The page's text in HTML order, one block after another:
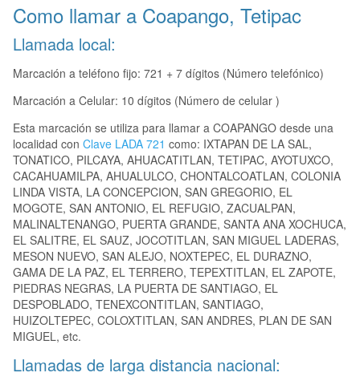
Como llamar a Coapango, Tetipac
Llamada local:
Marcación a teléfono fijo: 721 + 7 dígitos (Número telefónico)
Marcación a Celular: 10 dígitos (Número de celular )
Esta marcación se utiliza para llamar a COAPANGO desde una
localidad con Clave LADA 721 como: IXTAPAN DE LA SAL,
TONATICO, PILCAYA, AHUACATITLAN, TETIPAC, AYOTUXCO,
CACAHUAMILPA, AHUALULCO, CHONTALCOATLAN, COLONIA
LINDA VISTA, LA CONCEPCION, SAN GREGORIO, EL
MOGOTE, SAN ANTONIO, EL REFUGIO, ZACUALPAN,
MALINALTENANGO, PUERTA GRANDE, SANTA ANA XOCHUCA,
EL SALITRE, EL SAUZ, JOCOTITLAN, SAN MIGUEL LADERAS,
MESON NUEVO, SAN ALEJO, NOXTEPEC, EL DURAZNO,
GAMA DE LA PAZ, EL TERRERO, TEPEXTITLAN, EL ZAPOTE,
PIEDRAS NEGRAS, LA PUERTA DE SANTIAGO, EL
DESPOBLADO, TENEXCONTITLAN, SANTIAGO,
HUIZOLTEPEC, COLOXTITLAN, SAN ANDRES, PLAN DE SAN
MIGUEL, etc.
Llamadas de larga distancia nacional: